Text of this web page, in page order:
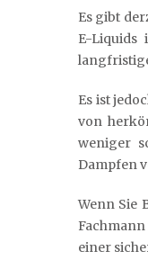
Es gibt
E-Liquids
Es ist
von
weniger
Dampfen
Wenn Sie
einer